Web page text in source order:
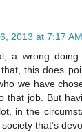
2013 at 7:17 AM
a wrong
this does
we have
that job. But
in the
that’s